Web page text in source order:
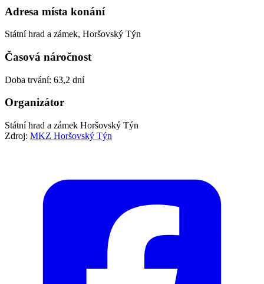
Adresa místa konání
Státní hrad a zámek, Horšovský Týn
Časová náročnost
Doba trvání: 63,2 dní
Organizátor
Státní hrad a zámek Horšovský Týn
Zdroj: MKZ Horšovský Týn